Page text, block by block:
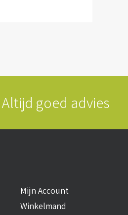
goed advies
Mijn Account
Winkelmand